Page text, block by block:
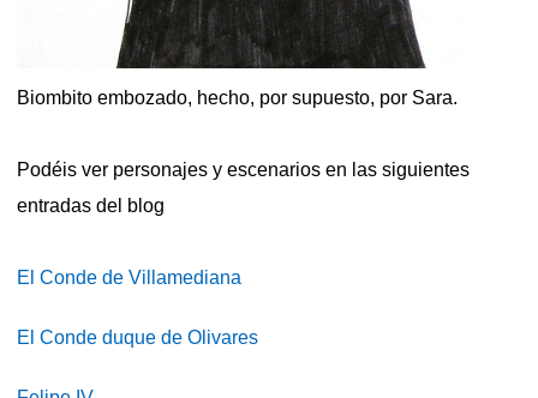
Biombito embozado, hecho, por supuesto, por Sara.
Podéis ver personajes y escenarios en las siguientes
entradas del blog
El Conde de Villamediana
El Conde duque de Olivares